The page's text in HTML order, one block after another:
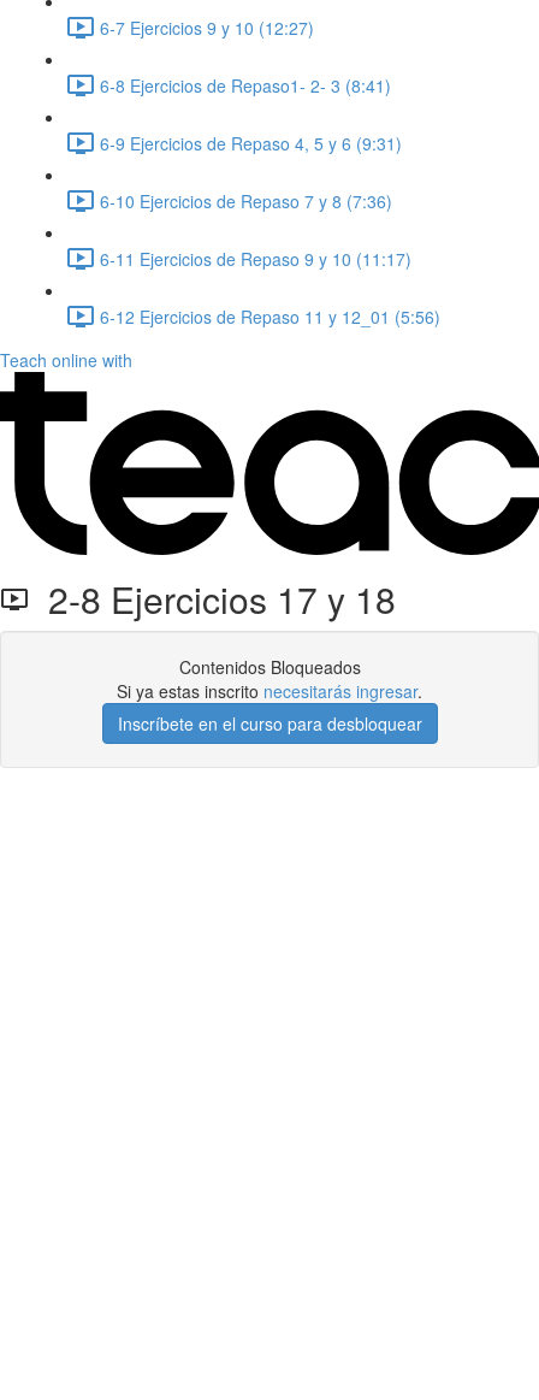
6-7 Ejercicios 9 y 10 (12:27)
6-8 Ejercicios de Repaso1- 2- 3 (8:41)
6-9 Ejercicios de Repaso 4, 5 y 6 (9:31)
6-10 Ejercicios de Repaso 7 y 8 (7:36)
6-11 Ejercicios de Repaso 9 y 10 (11:17)
6-12 Ejercicios de Repaso 11 y 12_01 (5:56)
Teach online with
2-8 Ejercicios 17 y 18
Contenidos Bloqueados
Si ya estas inscrito necesitarás ingresar.
Inscríbete en el curso para desbloquear